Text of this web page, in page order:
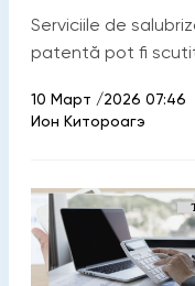
Serviciile de
patentă pot fi
10 Март /2026 07:46
Ион Китороагэ